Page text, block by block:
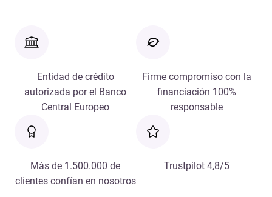
Entidad de crédito
autorizada por el Banco
Central Europeo
Firme compromiso con la
financiación 100%
responsable
Más de 1.500.000 de
clientes confían en nosotros
Trustpilot 4,8/5